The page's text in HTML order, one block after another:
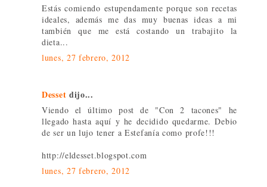
Estás comiendo estupendamente porque son recetas
ideales, además me das muy buenas ideas a mi
también que me está costando un trabajito la
dieta...
lunes, 27 febrero, 2012
Desset dijo...
Viendo el último post de "Con 2 tacones" he
llegado hasta aquí y he decidido quedarme. Debio
de ser un lujo tener a Estefanía como profe!!!
http://eldesset.blogspot.com
lunes, 27 febrero, 2012